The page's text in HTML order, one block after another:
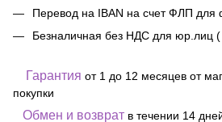
Перевод на IBAN на счет ФЛП для
Безналичная без НДС для юр.лиц (
Гарантия от 1 до 12 месяцев от
покупки
Обмен и возврат в течении 14